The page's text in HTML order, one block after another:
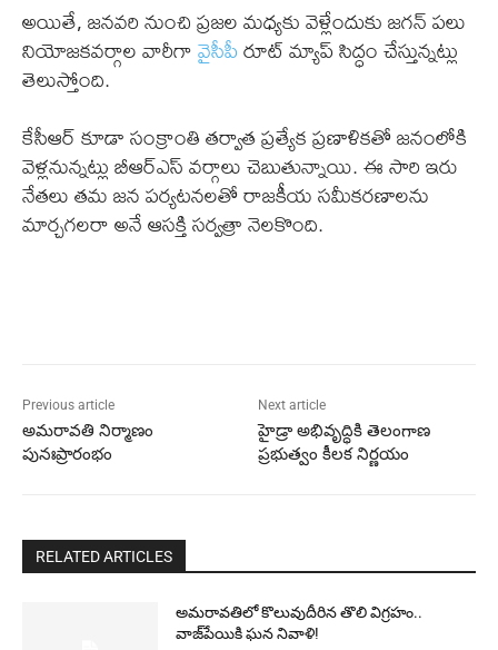
అయితే, జనవరి నుంచి ప్రజల మధ్యకు వెళ్లేందుకు జగన్ పలు
నియోజకవర్గాల వారీగావైసీపీరూట్ మ్యాప్ సిద్ధం చేస్తున్నట్లు
తెలుస్తోంది.
కేసీఆర్ కూడా సంక్రాంతి తర్వాత ప్రత్యేక ప్రణాళికతో జనంలోకి
వెళ్లనున్నట్లు బీఆర్ఎస్ వర్గాలు చెబుతున్నాయి. ఈ సారి ఇరు
నేతలు తమ జన పర్యటనలతో రాజకీయ సమీకరణాలను
మార్చగలరా అనే ఆసక్తి సర్వత్రా నెలకొంది.
Previous article
అమరావతి నిర్మాణం
పునఃప్రారంభం
Next article
హైడ్రా అభివృద్ధికి తెలంగాణ
ప్రభుత్వం కీలక నిర్ణయం
RELATED ARTICLES
అమరావతిలో కొలువుదీరిన తొలి విగ్రహం..
వాజ్‌పేయికి ఘన నివాళి!